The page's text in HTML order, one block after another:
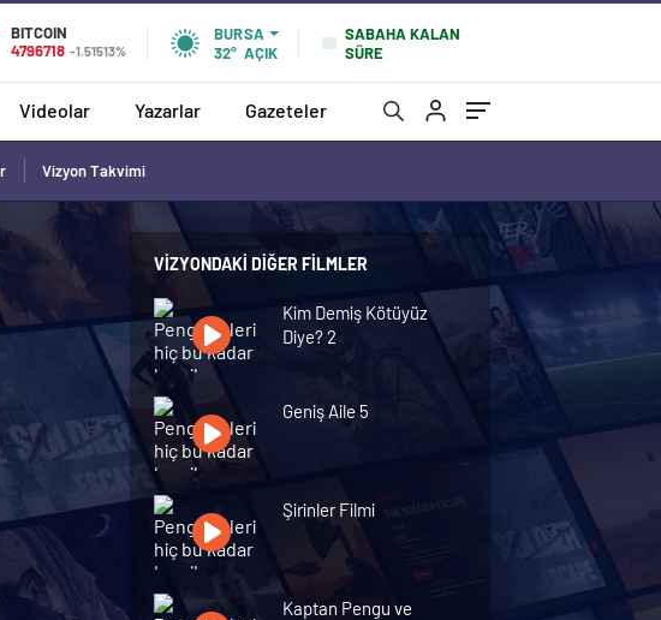
BITCOIN
4796718 -1.51513%
BURSA
32° AÇIK
SABAHA KALAN
SÜRE
Videolar Yazarlar Gazeteler
Vizyon Takvimi
VIZYONDAKI DIĞER FILMLER
Kim Demiş Kötüyüz
Diye? 2
Geniş Aile 5
Şirinler Filmi
Kaptan Pengu ve